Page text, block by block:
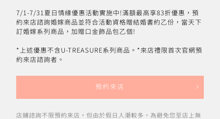
7/1-7/31夏日情緣優惠活動實施中!滿額最高享83折優惠，預
約來店諮詢婚嫁商品並符合活動資格贈結婚書約乙份，當天下
訂婚嫁系列商品，加贈口金飾品包乙個!
*上述優惠不含U-TREASURE系列商品。*來店禮限首次官網預
約來店諮詢者。
預約來店
店鋪諮詢不限預約來店，但由於假日人潮較多，為避免您至店上無